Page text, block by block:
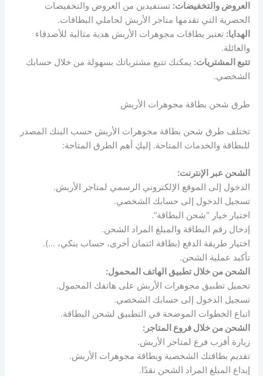
العروض والتخفيضات: تستفيدين من العروض والتخفيضات
الحصرية التي تقدمها متاجر الأربش لحاملي البطاقات.
الهدايا: تعتبر بطاقات مجوهرات الأربش هدية مثالية للأصدقاء
والعائلة.
تتبع المشتريات: يمكنك تتبع مشترياتك بسهولة من خلال حسابك
الشخصي.
طرق شحن بطاقة مجوهرات الأربش
تختلف طرق شحن بطاقة مجوهرات الأربش حسب البنك المصدر
للبطاقة والخدمات المتاحة. إليكِ أهم الطرق المتاحة:
الشحن عبر الإنترنت:
الدخول إلى الموقع الإلكتروني الرسمي لمتاجر الأربش.
تسجيل الدخول إلى حسابك الشخصي.
اختيار خيار “شحن البطاقة”.
إدخال رقم البطاقة والمبلغ المراد الشحن.
اختيار طريقة الدفع (بطاقة ائتمان أخرى، حساب بنكي، …).
تأكيد عملية الشحن.
الشحن من خلال تطبيق الهاتف المحمول:
تحميل تطبيق مجوهرات الأربش على هاتفك المحمول.
تسجيل الدخول إلى حسابك الشخصي.
اتباع الخطوات الموضحة في التطبيق لشحن البطاقة.
الشحن من خلال فروع المتاجر:
زيارة أقرب فرع لمتاجر الأربش.
تقديم بطاقتك الشخصية وبطاقة مجوهرات الأربش.
إيداع المبلغ المراد الشحن نقدًا.